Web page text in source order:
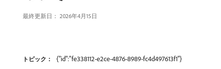
最終更新日： 2026年4月15日
トピック： {"id":"fe338112-e2ce-4876-8989-fc4d497613f1"}